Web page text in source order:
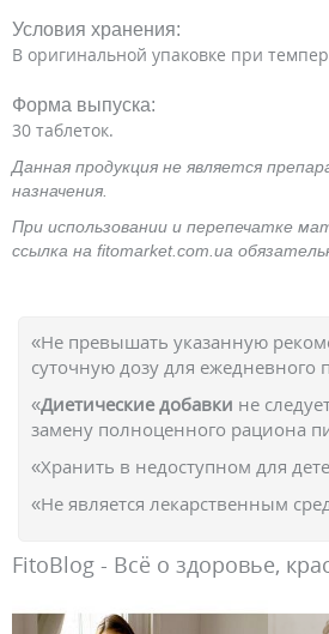
Условия хранения:
В оригинальной упаковке при
Форма выпуска:
30 таблеток.
Данная продукция не является
назначения.
При использовании и перепечатке
ссылка на fitomarket.com.ua
«Не превышать указанную
суточную дозу для ежедневного
«Диетические добавки не
замену полноценного рациона
«Хранить в недоступном для
«Не является лекарственным
FitoBlog - Всё о здоровье,